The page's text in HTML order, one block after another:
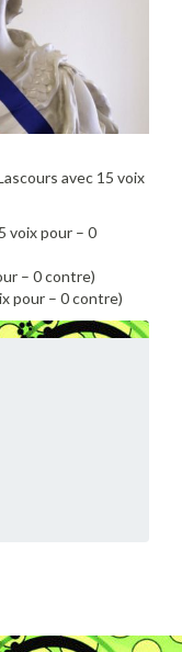
avec 15 voix
voix pour – 0
– 0 contre)
pour – 0 contre)